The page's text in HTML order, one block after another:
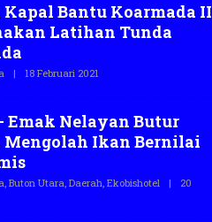
E
G
A
C
Kapal Bantu Koarmada II
Latihan Tunda
| 18 Februari 2021
E
T
E
G
.
Emak Nelayan Butur
Ikan Bernilai
, Buton Utara, Daerah, Ekobishotel |
20